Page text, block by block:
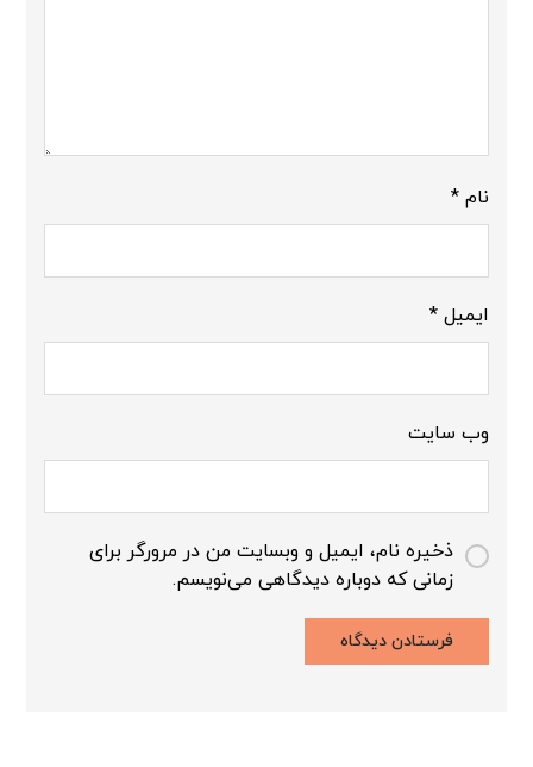
نام*
ایمیل*
وب‌ سایت
ذخیره نام، ایمیل و وبسایت من در مرورگر برای
زمانی که دوباره دیدگاهی می‌نویسم.